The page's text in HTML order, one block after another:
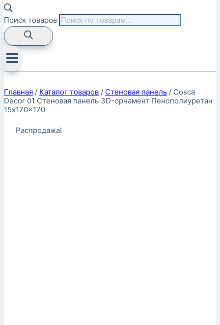
Поиск товаров
Главная / Каталог товаров / Стеновая панель / Cosca
Decor 01 Стеновая панель 3D-орнамент Пенополиуретан
15x170x170
Распродажа!